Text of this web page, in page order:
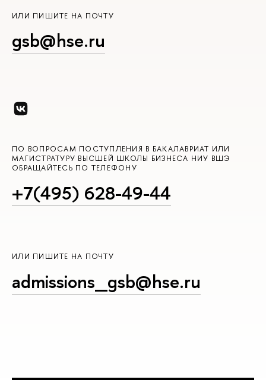
ИЛИ ПИШИТЕ НА ПОЧТУ
gsb@hse.ru
ПО ВОПРОСАМ ПОСТУПЛЕНИЯ В БАКАЛАВРИАТ ИЛИ
МАГИСТРАТУРУ ВЫСШЕЙ ШКОЛЫ БИЗНЕСА НИУ ВШЭ
ОБРАЩАЙТЕСЬ ПО ТЕЛЕФОНУ
+7(495) 628-49-44
ИЛИ ПИШИТЕ НА ПОЧТУ
admissions_gsb@hse.ru